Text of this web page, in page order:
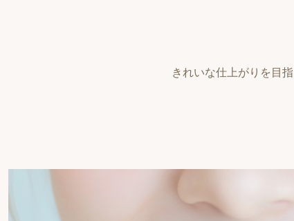
きれいな仕上がりを目